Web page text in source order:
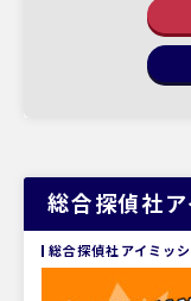
総合探偵社
総合探偵社アイミッ